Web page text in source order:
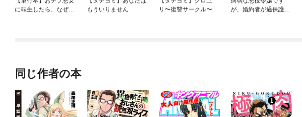
に転生したら、なぜか
もういりません
リ〜復讐サークル〜
が、婚約者が過保護す
同じ作者の本